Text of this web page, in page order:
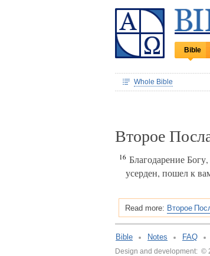
Bible
Whole Bible
Второе
16 Благодарение
усерден, пошел к
Read more: Второе
Bible Notes FAQ
Design and development: ©